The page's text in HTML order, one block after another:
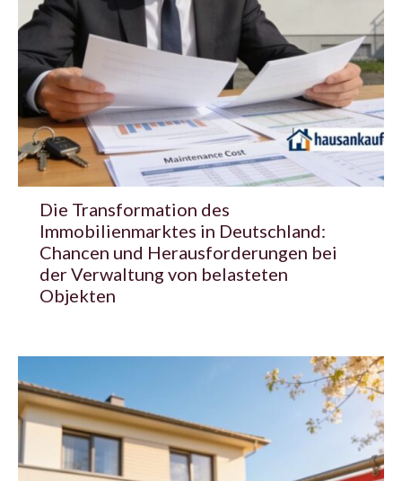
Die Transformation des
Immobilienmarktes in Deutschland:
Chancen und Herausforderungen bei
der Verwaltung von belasteten
Objekten